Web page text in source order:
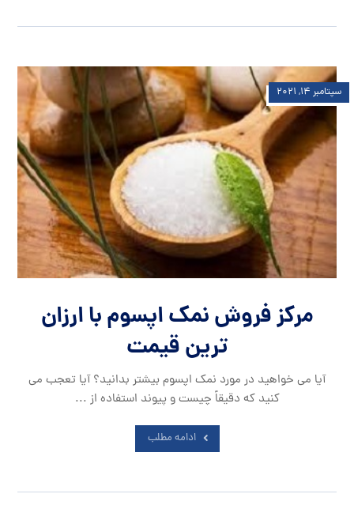
مرکز فروش نمک اپسوم با ارزان
ترین قیمت
سپتامبر ۱۴, ۲۰۲۱
آیا می خواهید در مورد نمک اپسوم بیشتر بدانید؟ آیا تعجب می
کنید که دقیقاً چیست و پیوند استفاده از ...
ادامه مطلب